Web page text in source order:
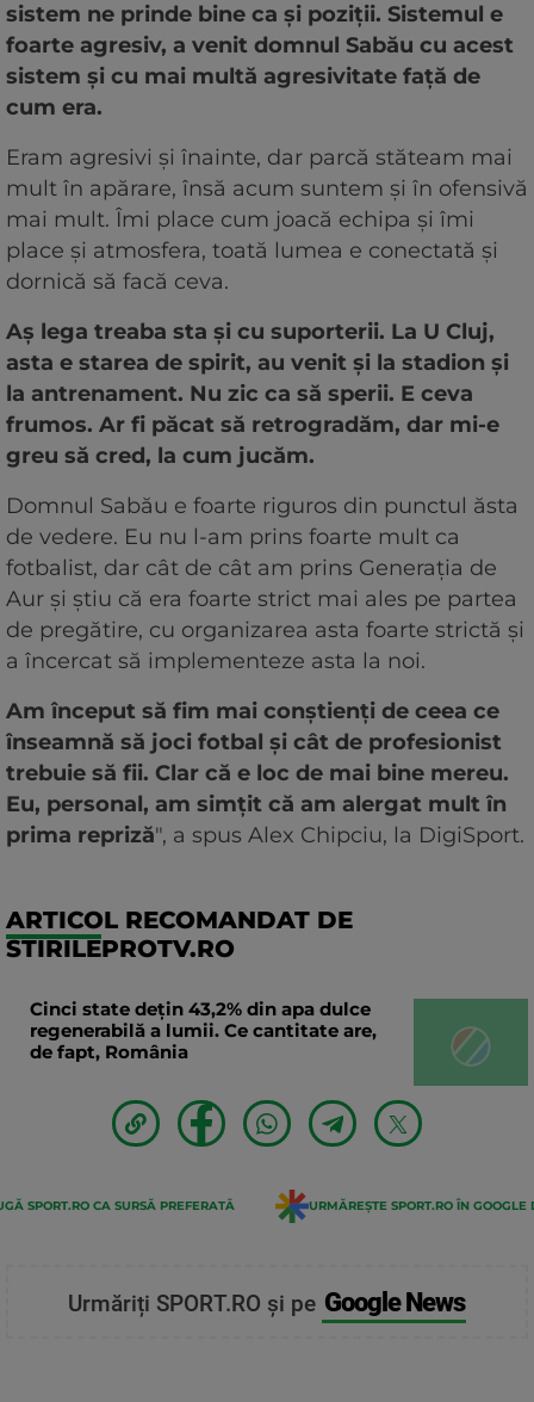
sistem ne prinde bine ca și poziții. Sistemul e
foarte agresiv, a venit domnul Sabău cu acest
sistem și cu mai multă agresivitate față de
cum era.
Eram agresivi și înainte, dar parcă stăteam mai
mult în apărare, însă acum suntem și în ofensivă
mai mult. Îmi place cum joacă echipa și îmi
place și atmosfera, toată lumea e conectată și
dornică să facă ceva.
Aș lega treaba sta și cu suporterii. La U Cluj,
asta e starea de spirit, au venit și la stadion și
la antrenament. Nu zic ca să sperii. E ceva
frumos. Ar fi păcat să retrogradăm, dar mi-e
greu să cred, la cum jucăm.
Domnul Sabău e foarte riguros din punctul ăsta
de vedere. Eu nu l-am prins foarte mult ca
fotbalist, dar cât de cât am prins Generația de
Aur și știu că era foarte strict mai ales pe partea
de pregătire, cu organizarea asta foarte strictă și
a încercat să implementeze asta la noi.
Am început să fim mai conștienți de ceea ce
înseamnă să joci fotbal și cât de profesionist
trebuie să fii. Clar că e loc de mai bine mereu.
Eu, personal, am simțit că am alergat mult în
prima repriză", a spus Alex Chipciu, la DigiSport.
ARTICOL RECOMANDAT DE
STIRILEPROTV.RO
Cinci state dețin 43,2% din apa dulce
regenerabilă a lumii. Ce cantitate are,
de fapt, România
SPORT.RO CA SURSĂ PREFERATĂ URMĂREȘTE SPORT.RO ÎN GOOGLE
Urmăriți SPORT.RO și pe Google News